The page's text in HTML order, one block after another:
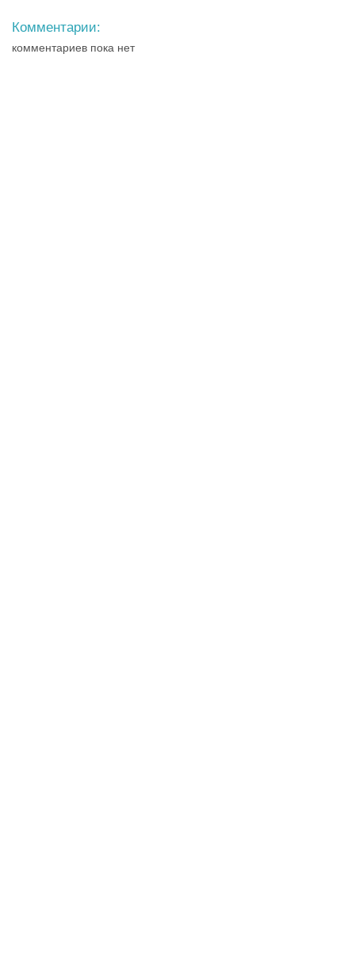
Комментарии:
комментариев пока нет